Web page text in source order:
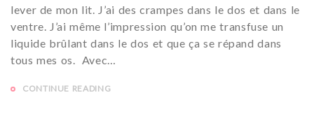
lever de mon lit. J’ai des crampes dans le dos et dans le
ventre. J’ai même l’impression qu’on me transfuse un
liquide brûlant dans le dos et que ça se répand dans
tous mes os. Avec…
CONTINUE READING